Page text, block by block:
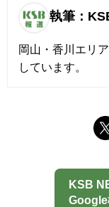
執筆：
岡山・香川エリ
しています。
KSB
Google